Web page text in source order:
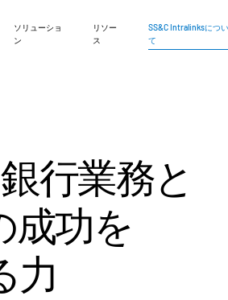
イントラ
資本市場やオルタ
に選ばれる理由をご
能
グローバ
資本市場
AI対応プ
ソリューショ
ン
ンプ
ン
機密情報
理、コン
弊社のプ
の業務の
リソー
ス
SS&C Intralinksについ
て
行業務と
成功を
力